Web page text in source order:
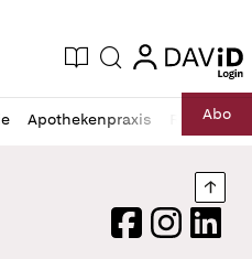
Zeitung
Aktuelle Ausgabe
Suche login
login
Apothekenpraxis RechtAbo
Logo
FacebookInstagram